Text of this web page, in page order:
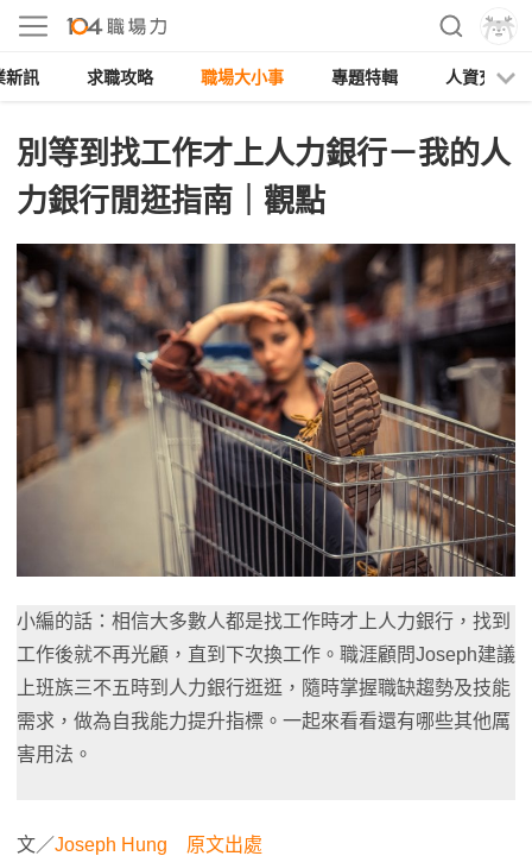
新訊 求職攻略 職場大小事 專題特輯 人資充電
別等到找工作才上人力銀行－我的人
力銀行閒逛指南｜觀點
小編的話：相信大多數人都是找工作時才上人力銀行，找到
工作後就不再光顧，直到下次換工作。職涯顧問Joseph建議
上班族三不五時到人力銀行逛逛，隨時掌握職缺趨勢及技能
需求，做為自我能力提升指標。一起來看看還有哪些其他厲
害用法。
文／Joseph Hung 原文出處